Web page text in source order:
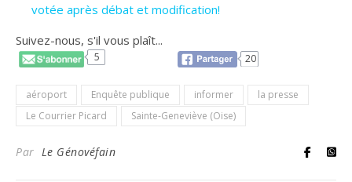
votée après débat et modification!
Suivez-nous, s'il vous plaît...
5 20
aéroport Enquête publique informer
la presse
Le Courrier Picard
Sainte-Geneviève (Oise)
Par Le Génovéfain